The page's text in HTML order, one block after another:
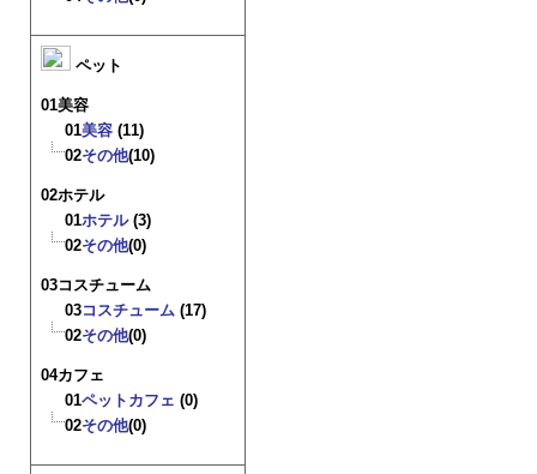
ペット
01美容
01美容 (11)
02その他(10)
02ホテル
01ホテル(3)
02その他(0)
03コスチューム
03コスチューム (17)
02その他(0)
04カフェ
01ペットカフェ (0)
02その他(0)